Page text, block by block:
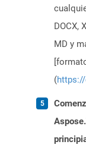
DOCX,
MD y
(